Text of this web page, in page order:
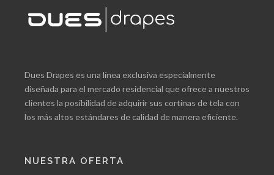
Dues Drapes es una línea exclusiva especialmente
diseñada para el mercado residencial que ofrece a nuestros
clientes la posibilidad de adquirir sus cortinas de tela con
los más altos estándares de calidad de manera eficiente.
NUESTRA OFERTA